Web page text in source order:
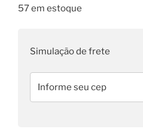
57 em estoque
Simulação de frete